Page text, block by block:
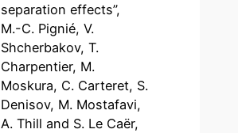
separation effects”,
M.-C. Pignié, V.
Shcherbakov, T.
Charpentier, M.
Moskura, C. Carteret, S.
Denisov, M. Mostafavi,
A. Thill and S. Le Caër,